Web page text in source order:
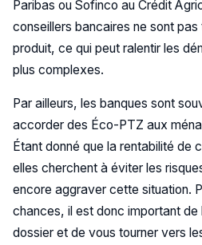
Paribas ou Sofinco au Crédit
conseillers bancaires ne sont
produit, ce qui peut ralentir les
plus complexes.
Par ailleurs, les banques sont
accorder des Éco-PTZ aux
Étant donné que la rentabilité de
elles cherchent à éviter les
encore aggraver cette situation.
chances, il est donc important
dossier et de vous tourner vers